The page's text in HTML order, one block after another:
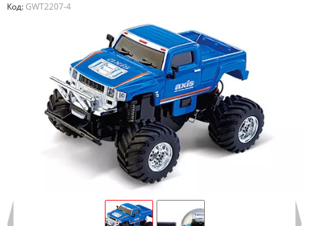
Код:GWT2207-4